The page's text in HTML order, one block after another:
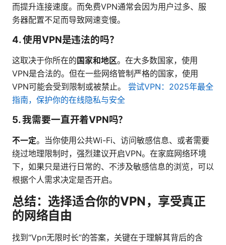
而提升连接速度。而免费VPN通常会因为用户过多、服
务器配置不足而导致网速变慢。
4. 使用VPN是违法的吗？
这取决于你所在的 国家和地区。在大多数国家，使用
VPN是合法的。但在一些网络管制严格的国家，使用
VPN可能会受到限制或被禁止。 尝试VPN：2025年最全
指南，保护你的在线隐私与安全
5. 我需要一直开着VPN吗？
不一定。当你使用公共Wi-Fi、访问敏感信息、或者需要
绕过地理限制时，强烈建议开启VPN。在家庭网络环境
下，如果只是进行日常的、不涉及敏感信息的浏览，可以
根据个人需求决定是否开启。
总结：选择适合你的VPN，享受真正
的网络自由
找到“Vpn无限时长”的答案，关键在于理解其背后的含